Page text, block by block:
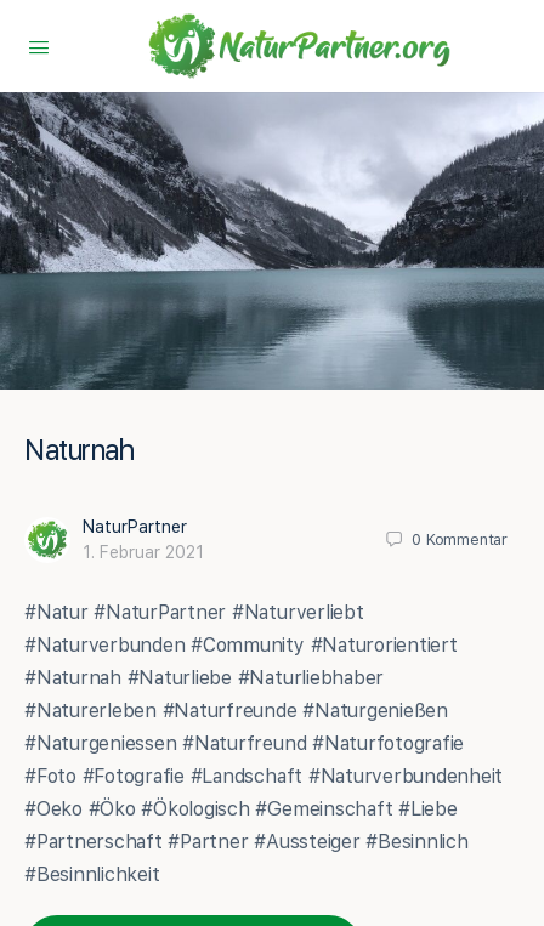
Naturnah
NaturPartner
1. Februar 2021
0 Kommentar
#Natur #NaturPartner #Naturverliebt
#Naturverbunden #Community #Naturorientiert
#Naturnah #Naturliebe #Naturliebhaber
#Naturerleben #Naturfreunde #Naturgenießen
#Naturgeniessen #Naturfreund #Naturfotografie
#Foto #Fotografie #Landschaft #Naturverbundenheit
#Oeko #Öko #Ökologisch #Gemeinschaft #Liebe
#Partnerschaft #Partner #Aussteiger #Besinnlich
#Besinnlichkeit